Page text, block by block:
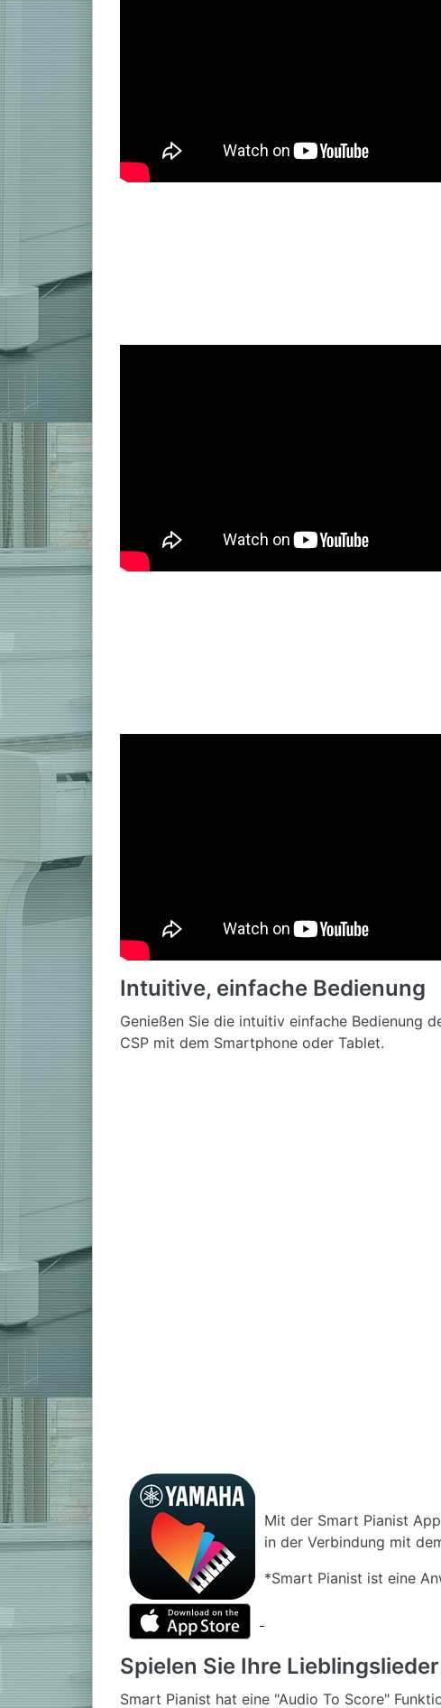
Intuitive, einfache Bedienung
Genießen Sie die intuitiv einfache Bedienung
CSP mit dem Smartphone oder Tablet.
Mit der Smart Pianist
in der Verbindung mit
*Smart Pianist ist eine
Spielen Sie Ihre
Smart Pianist hat eine "Audio To Score"